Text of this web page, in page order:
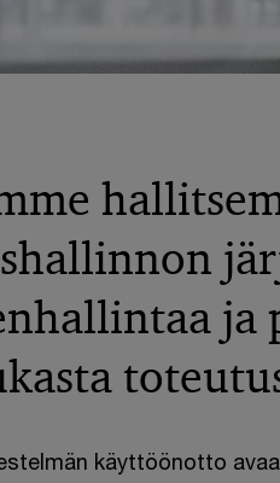
ja
käyttöönotto